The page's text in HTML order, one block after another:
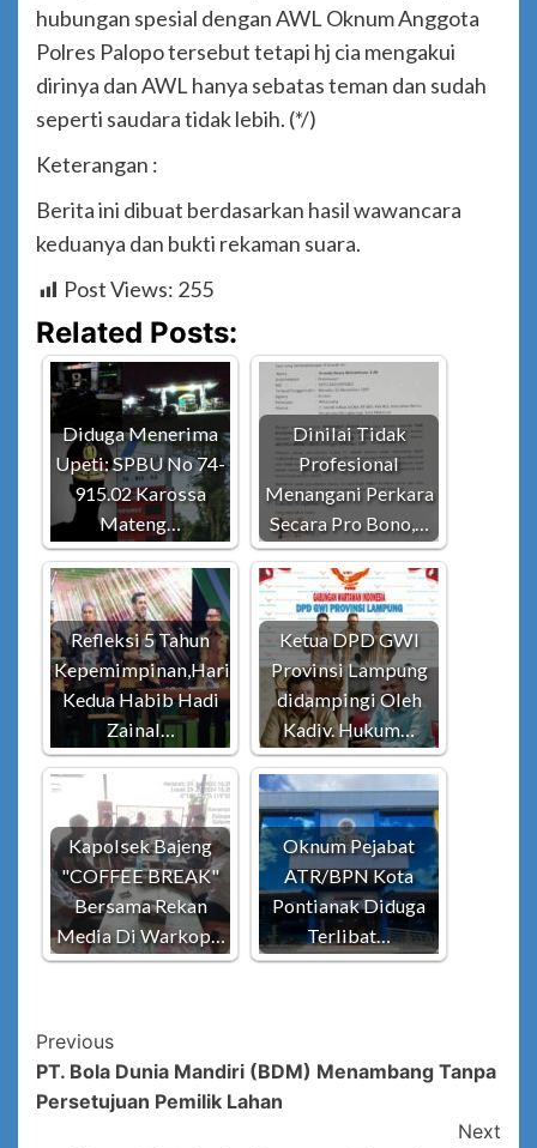
hubungan spesial dengan AWL Oknum Anggota
Polres Palopo tersebut tetapi hj cia mengakui
dirinya dan AWL hanya sebatas teman dan sudah
seperti saudara tidak lebih. (*/)
Keterangan :
Berita ini dibuat berdasarkan hasil wawancara
keduanya dan bukti rekaman suara.
Post Views: 255
Related Posts:
Diduga Menerima
Upeti: SPBU No 74-
915.02 Karossa
Mateng…
Dinilai Tidak
Profesional
Menangani Perkara
Secara Pro Bono,…
Refleksi 5 Tahun
Kepemimpinan,Hari
Kedua Habib Hadi
Zainal…
Ketua DPD GWI
Provinsi Lampung
didampingi Oleh
Kadiv. Hukum…
Kapolsek Bajeng
"COFFEE BREAK"
Bersama Rekan
Media Di Warkop…
Oknum Pejabat
ATR/BPN Kota
Pontianak Diduga
Terlibat…
Post
Navigation
Previous
PT. Bola Dunia Mandiri (BDM) Menambang Tanpa
Persetujuan Pemilik Lahan
Next